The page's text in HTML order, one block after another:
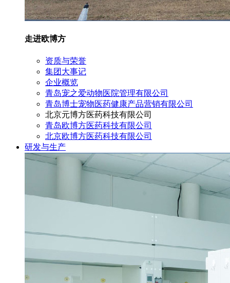
走进欧博方
资质与荣誉
集团大事记
企业概览
青岛宠之爱动物医院管理有限公司
青岛博士宠物医药健康产品营销有限公司
北京元博方医药科技有限公司
青岛欧博方医药科技有限公司
北京欧博方医药科技有限公司
研发与生产